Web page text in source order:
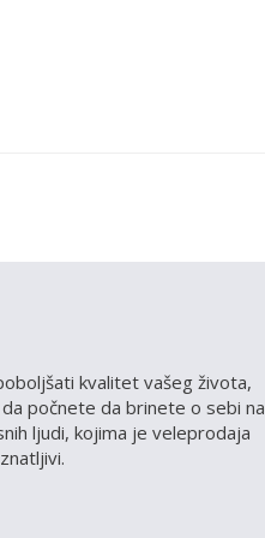
kvalitet vašeg života,
počnete da brinete o sebi na
ljudi, kojima je veleprodaja